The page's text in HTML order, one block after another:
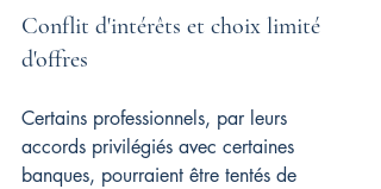
Conflit d'intérêts et choix limité
d'offres
Certains professionnels, par leurs
accords privilégiés avec certaines
banques, pourraient être tentés de